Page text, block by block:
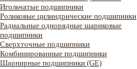
Игольчатые подшипники
Роликовые цилиндрические подшипники
Радиальные однорядные шариковые
подшипники
Сверхточные подшипники
Комбинированные подшипники
Шарнирные подшипники (GE)